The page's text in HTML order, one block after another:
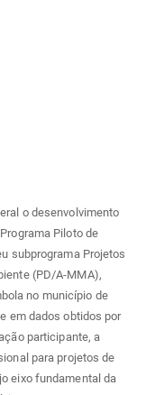
o desenvolvimento
Piloto de
subprograma Projetos
(PD/A-MMA),
no município de
em dados obtidos por
participante, a
para projetos de
eixo fundamental da